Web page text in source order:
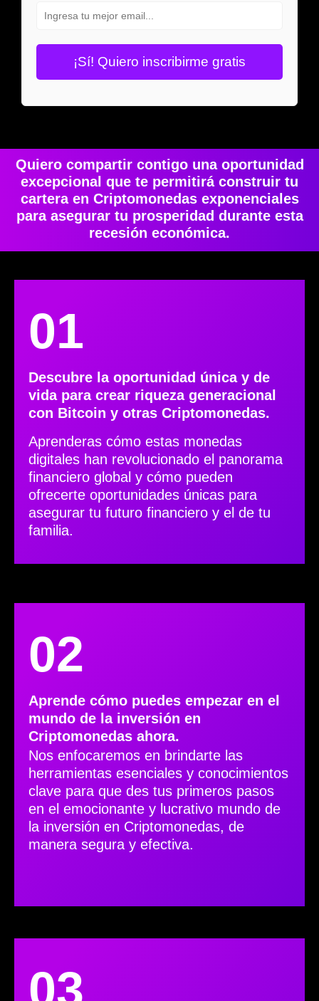
¡Sí! Quiero inscribirme gratis
Quiero compartir contigo una oportunidad
excepcional que te permitirá construir tu
cartera en Criptomonedas exponenciales
para asegurar tu prosperidad durante esta
recesión económica.
01
Descubre la oportunidad única y de
vida para crear riqueza generacional
con Bitcoin y otras Criptomonedas.
Aprenderas cómo estas monedas
digitales han revolucionado el panorama
financiero global y cómo pueden
ofrecerte oportunidades únicas para
asegurar tu futuro financiero y el de tu
familia.
02
Aprende cómo puedes empezar en el
mundo de la inversión en
Criptomonedas ahora.
Nos enfocaremos en brindarte las
herramientas esenciales y conocimientos
clave para que des tus primeros pasos
en el emocionante y lucrativo mundo de
la inversión en Criptomonedas, de
manera segura y efectiva.
03